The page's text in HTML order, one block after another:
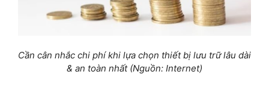
Cần cân nhắc chi phí khi lựa chọn thiết bị lưu trữ lâu dài
& an toàn nhất (Nguồn: Internet)